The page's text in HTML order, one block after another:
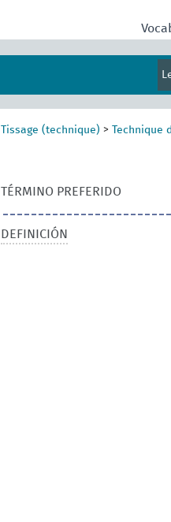
Tissage (technique) > Technique
TÉRMINO PREFERIDO
DEFINICIÓN